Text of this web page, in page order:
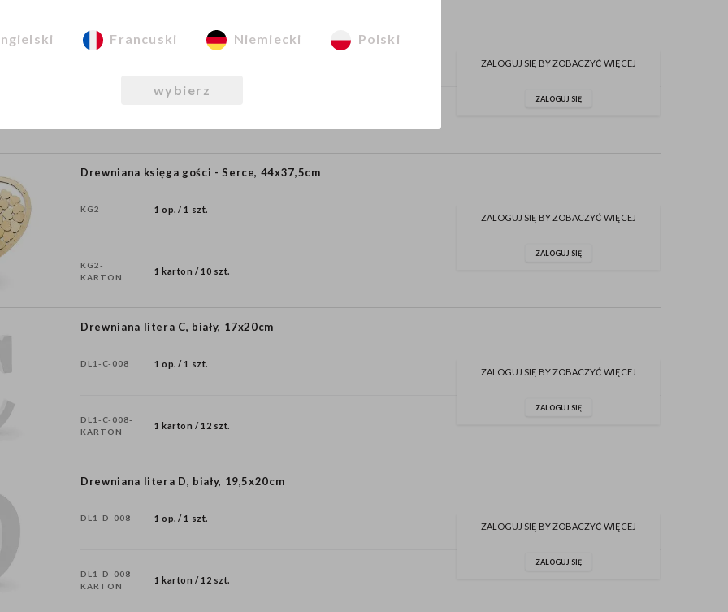
ZALOGUJ SIĘ BY ZOBACZYĆ WIĘCEJ
ZALOGUJ SIĘ
Drewniana księga gości - Serce, 44x37,5cm
KG2 1 op. / 1 szt.
KG2-
KARTON
1 karton / 10 szt.
ZALOGUJ SIĘ BY ZOBACZYĆ WIĘCEJ
ZALOGUJ SIĘ
Drewniana litera C, biały, 17x20cm
DL1-C-008 1 op. / 1 szt.
DL1-C-008-
KARTON
1 karton / 12 szt.
ZALOGUJ SIĘ BY ZOBACZYĆ WIĘCEJ
ZALOGUJ SIĘ
Drewniana litera D, biały, 19,5x20cm
DL1-D-008 1 op. / 1 szt.
DL1-D-008-
KARTON
1 karton / 12 szt.
ZALOGUJ SIĘ BY ZOBACZYĆ WIĘCEJ
ZALOGUJ SIĘ
Francuski Niemiecki Polski
wybierz